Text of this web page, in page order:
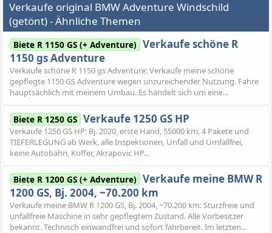
Verkaufe original BMW Adventure Windschild
(getönt) - Ähnliche Themen
Biete R 1150 GS (+ Adventure) Verkaufe schöne R
1150 gs Adventure
Verkaufe schöne R 1150 gs Adventure: Verkaufe meine schöne
gepflegte 1150 GS Adventure wegen unzureichender Nutzung. Fahre
hauptsächlich mit meinem Umbau. Es handelt sich um eine...
Biete R 1250 GS Verkaufe 1250 GS HP
Verkaufe 1250 GS HP: Bj. 2020, erste Hand, 55000 km, 4 Pakete und
TIEFERLEGUNG ab Werk, alle Inspektionen, Unfall und Umfallfrei,
keine Autobahn, Koffer, Akrapovic HP...
Biete R 1200 GS (+ Adventure) Verkaufe meine BMW R
1200 GS, Bj. 2004, ~70.200 km
Verkaufe meine BMW R 1200 GS, Bj. 2004, ~70.200 km: Sturzfreie und
unfallfreie Maschine in sehr gepflegtem Zustand. Alle Vorbesitzer
bekannt. Technisch einwandfrei und sofort fahrbereit. Im letzten...